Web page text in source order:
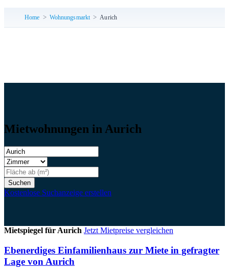
Home Wohnungsmarkt Aurich
Mietwohnungen in Aurich
Suchen
Kostenlose Suchanzeige erstellen
Mietspiegel für Aurich Jetzt Mietpreise vergleichen
Ebenerdiges Einfamilienhaus zur Miete in gefragter
Lage von Aurich